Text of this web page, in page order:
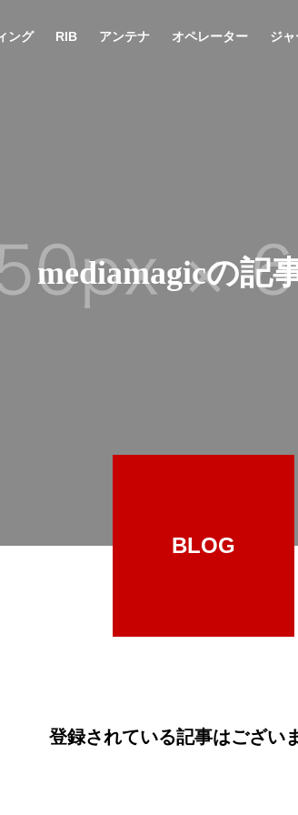
ング RIB アンテナ オペレーター ジ
mediamagicの記
BLOG
登録されている記事はござい